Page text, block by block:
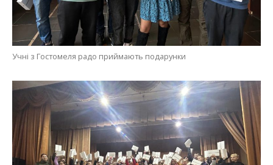
Учні з Гостомеля радо приймають подарунки